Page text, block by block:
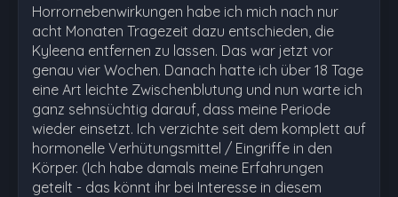
Horrornebenwirkungen habe ich mich nach nur
acht Monaten Tragezeit dazu entschieden, die
Kyleena entfernen zu lassen. Das war jetzt vor
genau vier Wochen. Danach hatte ich über 18 Tage
eine Art leichte Zwischenblutung und nun warte ich
ganz sehnsüchtig darauf, dass meine Periode
wieder einsetzt. Ich verzichte seit dem komplett auf
hormonelle Verhütungsmittel / Eingriffe in den
Körper. (Ich habe damals meine Erfahrungen
geteilt - das könnt ihr bei Interesse in diesem